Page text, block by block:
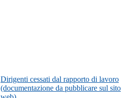
Dirigenti cessati dal rapporto di lavoro
(documentazione da pubblicare sul sito